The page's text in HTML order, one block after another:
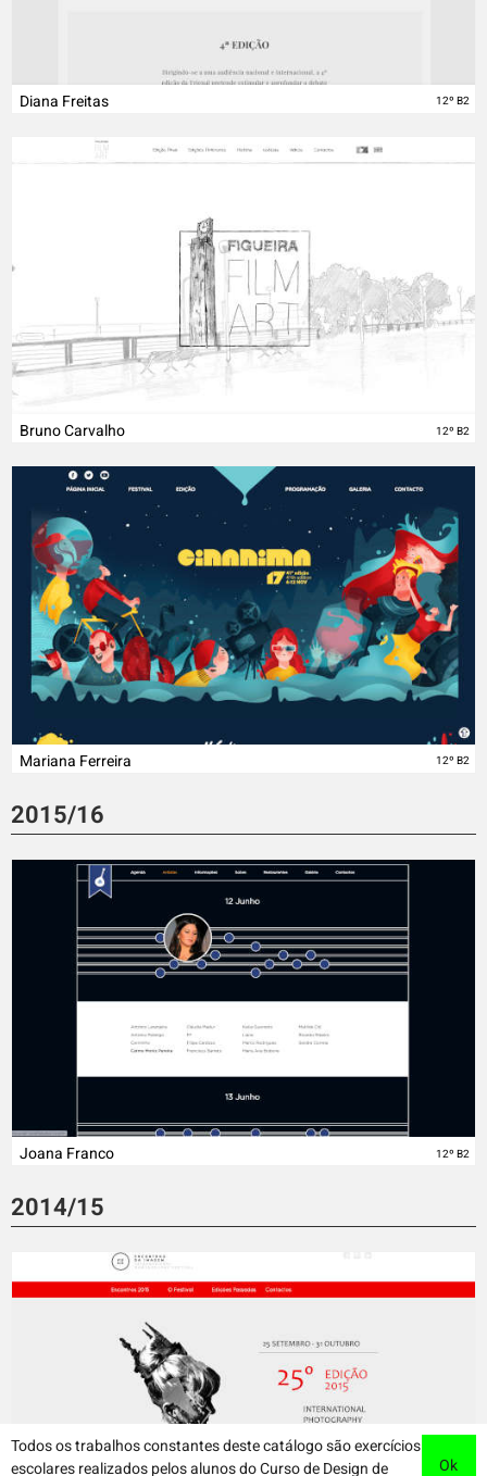
Diana Freitas 12º B2
Bruno Carvalho 12º B2
Mariana Ferreira 12º B2
2015/16
Joana Franco 12º B2
2014/15
Todos os trabalhos constantes deste catálogo são exercícios
escolares realizados pelos alunos do Curso de Design de
Ok